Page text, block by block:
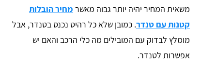
משאית המחיר יהיה יותר גבוה מאשר מחיר הובלות
קטנות עם טנדר. כמובן שלא כל רהיט נכנס בטנדר, אבל
מומלץ לבדוק עם המובילים מה כלי הרכב והאם יש
אפשרות לטנדר.